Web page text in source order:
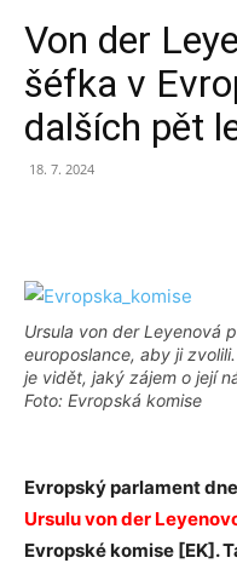
Von der
šéfka v
dalších pět
18. 7. 2024
Ursula von der Leyenová
europoslance, aby ji
je vidět, jaký zájem o její
Foto: Evropská komise
Evropský parlament
Ursulu von der
Evropské komise [EK].